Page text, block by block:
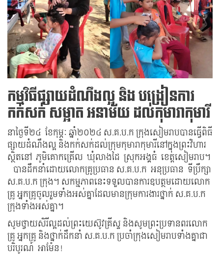
កម្មវិធីផ្សាយដំណឹងល្អ និង បង្រៀនការ
កក់សក់ សម្អាត អនាម័យ ដល់កុមារាកុមារី
នាថ្ងៃទី២៤ ខែកុម្ភៈ ឆ្នាំ២០២៤ ស.គ.ប.ក ក្រុងសៀមរាបបានធ្វើពិធី
ផ្សាយដំណឹងល្អ និងកក់សក់ដល់ក្រុមកុមារាកុមារីនៅក្នុងព្រះវិហារ
ស្ថិតនៅ ភូមិគោកគ្រើល ឃុំលាងដៃ ស្រុកអង្គធំ ខេត្តសៀមរាប។
បានដឹកនាំដោយលោកគ្រូប្រធាន ស.គ.ប.ក អនុប្រធាន ទីប្រឹក្សា
ស.គ.ប.ក ក្រុង។ សកម្មភាពនេះទទួលបានការឧបត្ថមដោយលោក
គ្រូ អ្នកគ្រូចូលរួមទាំងអស់គ្នាដែលមានក្រុមការងារថ្នាក់ ស.គ.ប.ក
ក្រុងទាំងអស់គ្នា។
សូមថ្វាយសិរីល្អដល់ព្រះយេស៊ូវគ្រីស្ទ និងសូមព្រះប្រទានពរលោក
គ្រូ អ្នកគ្រូ និងថ្នាក់ដឹកនាំ ស.គ.ប.ក ប្រចាំក្រុងសៀមរាបទាំងគ្នាជា
បរិបូរណ៍ អាម៉ែន!